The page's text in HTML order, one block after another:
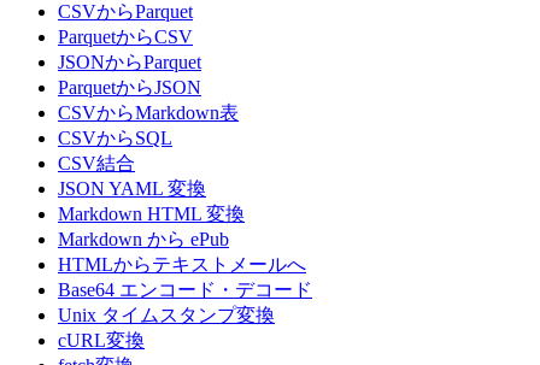
CSVからParquet
ParquetからCSV
JSONからParquet
ParquetからJSON
CSVからMarkdown表
CSVからSQL
CSV結合
JSON YAML 変換
Markdown HTML 変換
Markdown から ePub
HTMLからテキストメールへ
Base64 エンコード・デコード
Unix タイムスタンプ変換
cURL変換